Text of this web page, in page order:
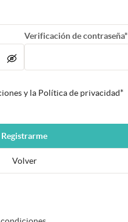
Verificación de contraseña*
y la Política de privacidad*
Registrarme
Volver